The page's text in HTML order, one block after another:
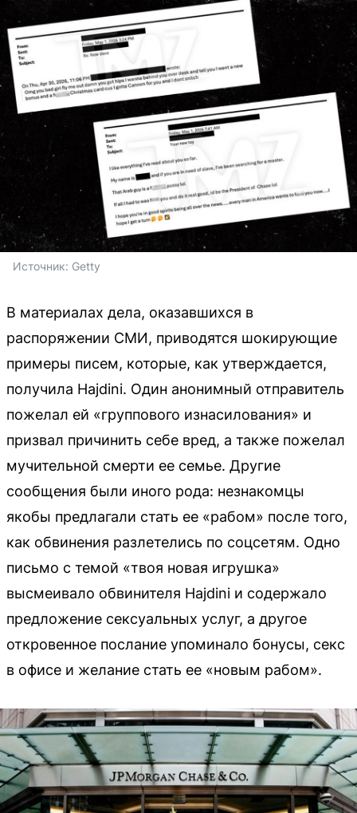
Источник: Getty
В материалах дела, оказавшихся в
распоряжении СМИ, приводятся шокирующие
примеры писем, которые, как утверждается,
получила Hajdini. Один анонимный отправитель
пожелал ей «группового изнасилования» и
призвал причинить себе вред, а также пожелал
мучительной смерти ее семье. Другие
сообщения были иного рода: незнакомцы
якобы предлагали стать ее «рабом» после того,
как обвинения разлетелись по соцсетям. Одно
письмо с темой «твоя новая игрушка»
высмеивало обвинителя Hajdini и содержало
предложение сексуальных услуг, а другое
откровенное послание упоминало бонусы, секс
в офисе и желание стать ее «новым рабом».